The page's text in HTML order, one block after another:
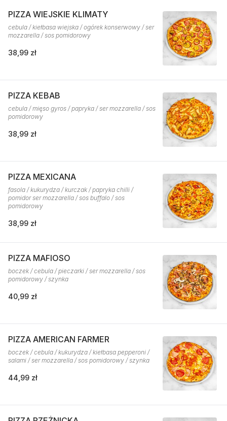
PIZZA WIEJSKIE KLIMATY
cebula / kiełbasa wiejska / ogórek konserwowy / ser
mozzarella / sos pomidorowy
38,99 zł
PIZZA KEBAB
cebula / mięso gyros / papryka / ser mozzarella / sos
pomidorowy
38,99 zł
PIZZA MEXICANA
fasola / kukurydza / kurczak / papryka chilli /
pomidor ser mozzarella / sos buffalo / sos
pomidorowy
38,99 zł
PIZZA MAFIOSO
boczek / cebula / pieczarki / ser mozzarella / sos
pomidorowy / szynka
40,99 zł
PIZZA AMERICAN FARMER
boczek / cebula / kukurydza / kiełbasa pepperoni /
salami / ser mozzarella / sos pomidorowy / szynka
44,99 zł